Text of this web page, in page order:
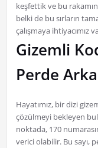
keşfettik ve bu
belki de bu sırların
çalışmaya ihtiyacımız
Gizemli
Perde
Hayatımız, bir dizi
çözülmeyi bekleyen
noktada, 170
verici olabilir. Bu sayı,